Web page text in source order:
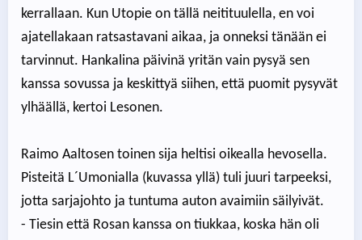
kerrallaan. Kun Utopie on tällä neitituulella, en voi
ajatellakaan ratsastavani aikaa, ja onneksi tänään ei
tarvinnut. Hankalina päivinä yritän vain pysyä sen
kanssa sovussa ja keskittyä siihen, että puomit pysyvät
ylhäällä, kertoi Lesonen.
Raimo Aaltosen toinen sija heltisi oikealla hevosella.
Pisteitä L´Umonialla (kuvassa yllä) tuli juuri tarpeeksi,
jotta sarjajohto ja tuntuma auton avaimiin säilyivät.
- Tiesin että Rosan kanssa on tiukkaa, koska hän oli